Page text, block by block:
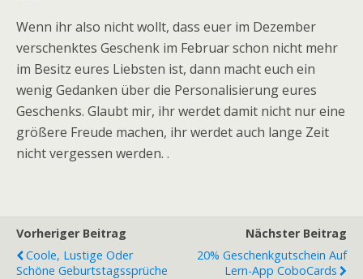
Wenn ihr also nicht wollt, dass euer im Dezember
verschenktes Geschenk im Februar schon nicht mehr
im Besitz eures Liebsten ist, dann macht euch ein
wenig Gedanken über die Personalisierung eures
Geschenks. Glaubt mir, ihr werdet damit nicht nur eine
größere Freude machen, ihr werdet auch lange Zeit
nicht vergessen werden. .
Vorheriger Beitrag
Coole, Lustige Oder
Schöne Geburtstagssprüche
Nächster Beitrag
20% Geschenkgutschein Auf
Lern-App CoboCards